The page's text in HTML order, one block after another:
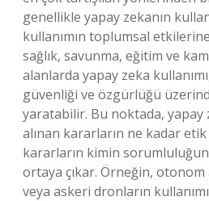
genellikle yapay zekanın
kullanımın toplumsal
sağlık, savunma, eğitim ve
alanlarda yapay zeka
güvenliği ve özgürlüğü
yaratabilir. Bu noktada, yapay
alınan kararların ne kadar
kararların kimin
ortaya çıkar. Örneğin, otonom
veya askeri dronların